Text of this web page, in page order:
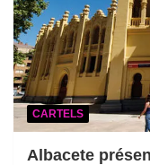
CARTELS
Albacete